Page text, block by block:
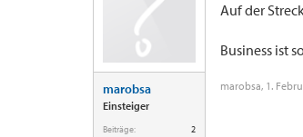
marobsa
Einsteiger
Beiträge:
2
Auf der
Business ist
marobsa, 1.